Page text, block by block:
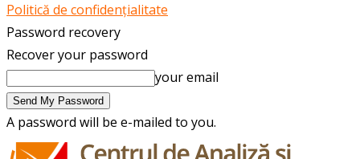
Politică de confidențialitate
Password recovery
Recover your password
your email
A password will be e-mailed to you.